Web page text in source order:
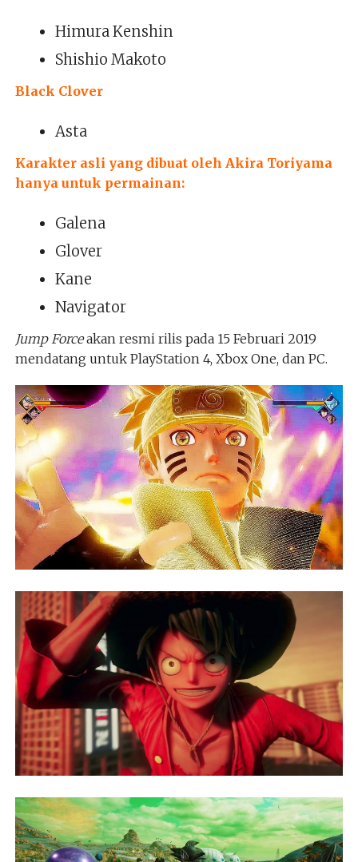
Himura Kenshin
Shishio Makoto
Black Clover
Asta
Karakter asli yang dibuat oleh Akira Toriyama
hanya untuk permainan:
Galena
Glover
Kane
Navigator
Jump Forceakan resmi rilis pada 15 Februari 2019
mendatang untuk PlayStation 4, Xbox One, dan PC.